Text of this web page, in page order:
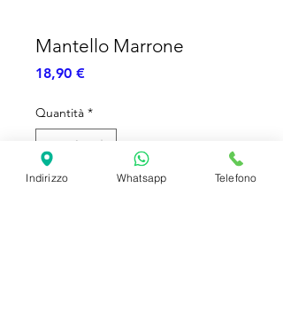
Mantello Marrone
18,90 €Prezzo
Quantità *
Indirizzo Whatsapp Telefono